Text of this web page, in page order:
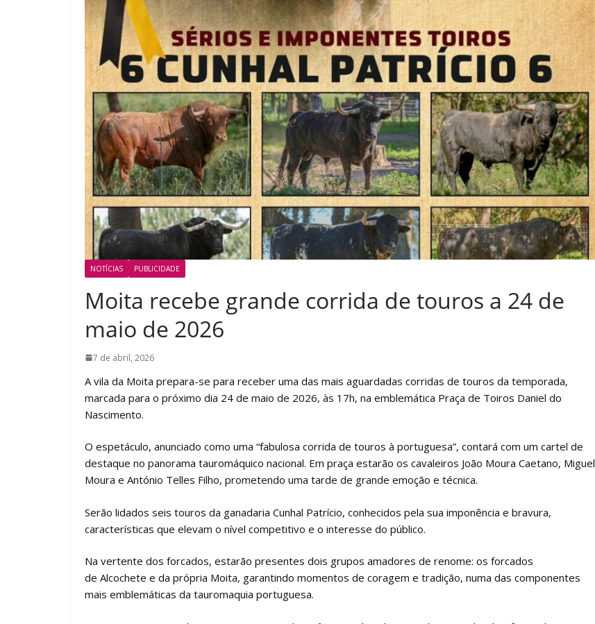
NOTÍCIAS PUBLICIDADE
Moita recebe grande corrida de touros a 24 de
maio de 2026
7 de abril, 2026
A vila da Moita prepara-se para receber uma das mais aguardadas corridas de touros da temporada,
marcada para o próximo dia 24 de maio de 2026, às 17h, na emblemática Praça de Toiros Daniel do
Nascimento.
O espetáculo, anunciado como uma “fabulosa corrida de touros à portuguesa”, contará com um cartel de
destaque no panorama tauromáquico nacional. Em praça estarão os cavaleiros João Moura Caetano, Miguel
Moura e António Telles Filho, prometendo uma tarde de grande emoção e técnica.
Serão lidados seis touros da ganadaria Cunhal Patrício, conhecidos pela sua imponência e bravura,
características que elevam o nível competitivo e o interesse do público.
Na vertente dos forcados, estarão presentes dois grupos amadores de renome: os forcados
de Alcochete e da própria Moita, garantindo momentos de coragem e tradição, numa das componentes
mais emblemáticas da tauromaquia portuguesa.